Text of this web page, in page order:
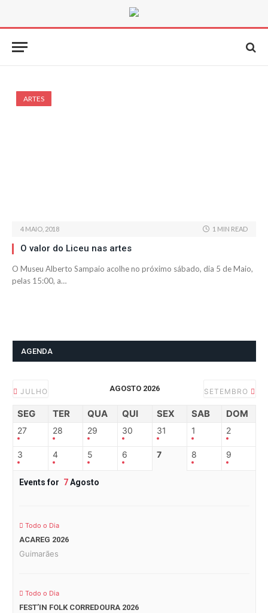
ARTES
4 MAIO, 2018 1 MIN READ
O valor do Liceu nas artes
O Museu Alberto Sampaio acolhe no próximo sábado, dia 5 de Maio,
pelas 15:00, a…
AGENDA
JULHO AGOSTO 2026 SETEMBRO
SEG TER QUA QUI SEX SAB DOM
27 28 29 30 31 1 2
3 4 5 6 7 8 9
Events for 7Agosto
Todo o Dia
ACAREG 2026
Guimarães
Todo o Dia
FEST’IN FOLK CORREDOURA 2026